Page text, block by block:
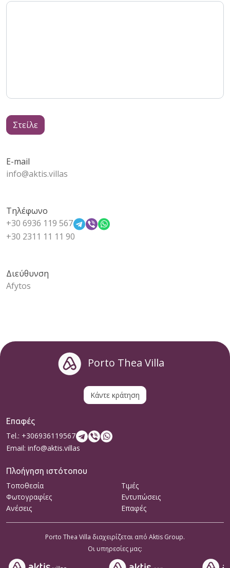
Στείλε
E-mail
info@aktis.villas
Τηλέφωνο
+30 6936 119 567
+30 2311 11 11 90
Διεύθυνση
Afytos
Porto Thea Villa
Κάντε κράτηση
Επαφές
Tel.: +306936119567
Email: info@aktis.villas
Πλοήγηση ιστότοπου
Τοποθεσία
Φωτογραφίες
Ανέσεις
Τιμές
Εντυπώσεις
Επαφές
Porto Thea Villa διαχειρίζεται από Aktis Group.
Οι υπηρεσίες μας: